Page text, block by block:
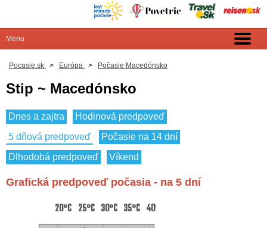
Pocasie.sk > Európa > Počasie Macedónsko
Stip ~ Macedónsko
Dnes a zajtra
Hodinová predpoveď
5 dňová predpoveď
Počasie na 14 dní
Dlhodobá predpoveď
Víkend
Grafická predpoveď počasia - na 5 dní
20°C 25°C 30°C 35°C 40°C